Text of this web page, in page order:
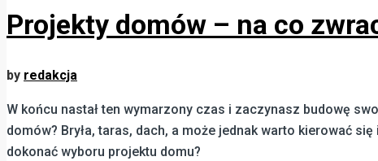
Projekty domów – na co
by redakcja
W końcu nastał ten wymarzony czas i zaczynasz budowę
domów? Bryła, taras, dach, a może jednak warto kierować
dokonać wyboru projektu domu?